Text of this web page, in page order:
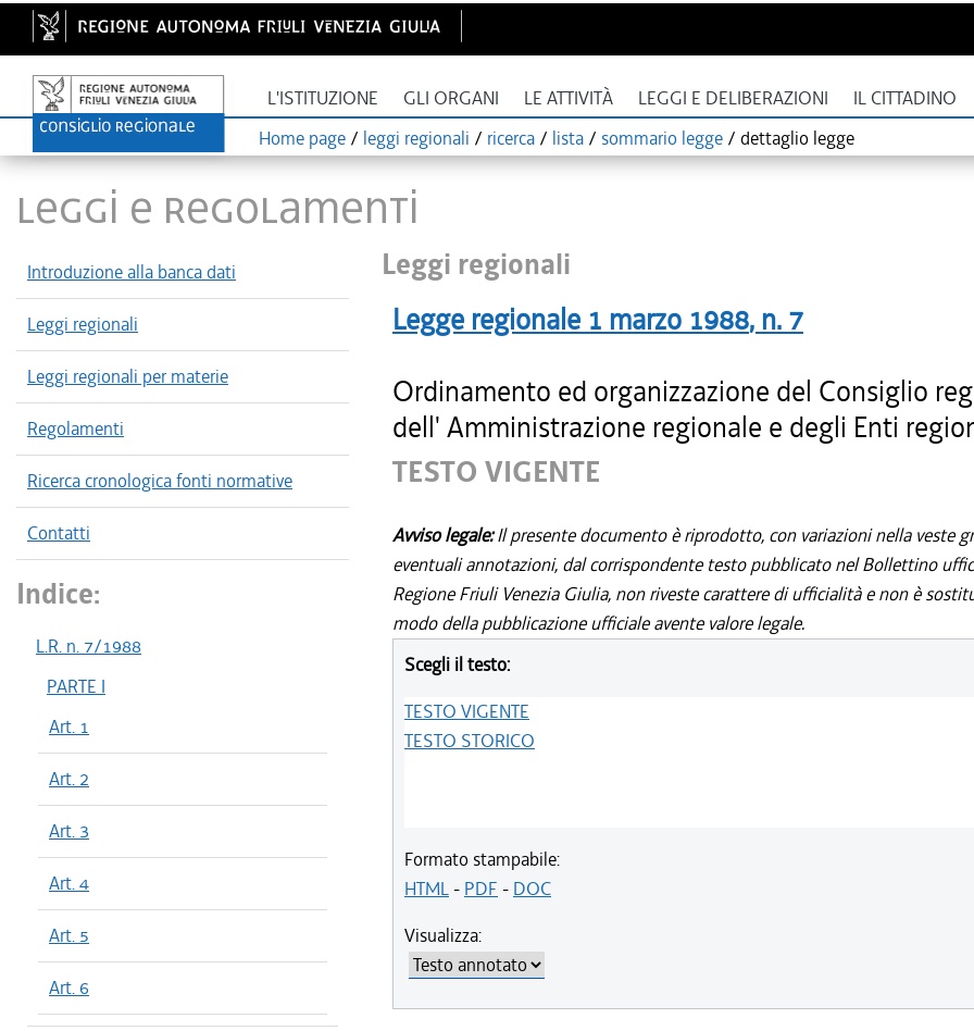
L'ISTITUZIONE GLI ORGANI LE ATTIVITÀ LEGGI E DELIBERAZIONI IL CITTADINO
Home page / leggi regionali / ricerca / lista / sommario legge / dettaglio legge
LEGGI E REGOLAMENTI
Introduzione alla banca dati
Leggi regionali
Leggi regionali per materie
Regolamenti
Ricerca cronologica fonti normative
Contatti
Indice:
L.R. n. 7/1988
PARTE I
Art. 1
Art. 2
Art. 3
Art. 4
Art. 5
Art. 6
Leggi regionali
Legge regionale 1 marzo 1988, n. 7
Ordinamento ed organizzazione del Consiglio
dell' Amministrazione regionale e degli Enti
TESTO VIGENTE
Avviso legale:Il presente documento è riprodotto, con variazioni nella veste
eventuali annotazioni, dal corrispondente testo pubblicato nel Bollettino
Regione Friuli Venezia Giulia, non riveste carattere di ufficialità e non è
modo della pubblicazione ufficiale avente valore legale.
Scegli il testo:
TESTO VIGENTE
TESTO STORICO
Formato stampabile:
HTML- PDF - DOC
Visualizza: